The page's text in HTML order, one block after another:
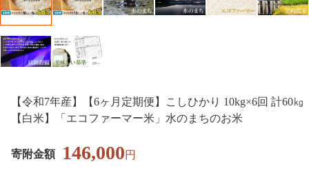
【令和7年産】【6ヶ月定期便】こしひかり 10kg×6回 計60㎏
【白米】「エコファーマー米」水のまちのお米
寄附金額 146,000円